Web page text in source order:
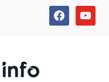
facebookyoutube